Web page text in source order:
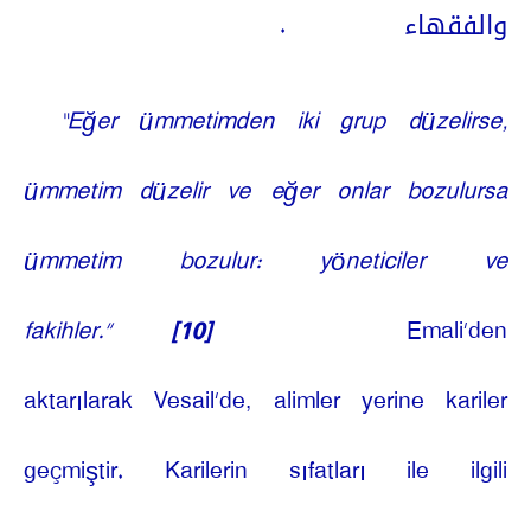
والفقهاء
.
“Eğer ümmetimden iki grup düzelirse,
ümmetim düzelir ve eğer onlar bozulursa
ümmetim bozulur: yöneticiler ve
fakihler.”
[10]
Emali’den
aktarılarak Vesail’de, alimler yerine kariler
geçmiştir. Karilerin sıfatları ile ilgili